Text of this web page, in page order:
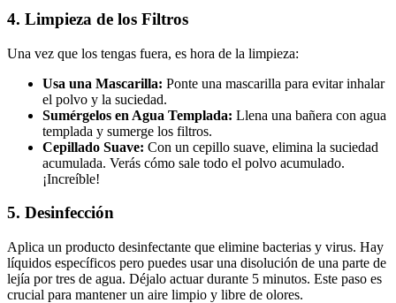
4. Limpieza de los Filtros
Una vez que los tengas fuera, es hora de la limpieza:
Usa una Mascarilla: Ponte una mascarilla para evitar inhalar
el polvo y la suciedad.
Sumérgelos en Agua Templada: Llena una bañera con agua
templada y sumerge los filtros.
Cepillado Suave: Con un cepillo suave, elimina la suciedad
acumulada. Verás cómo sale todo el polvo acumulado.
¡Increíble!
5. Desinfección
Aplica un producto desinfectante que elimine bacterias y virus. Hay
líquidos específicos pero puedes usar una disolución de una parte de
lejía por tres de agua. Déjalo actuar durante 5 minutos. Este paso es
crucial para mantener un aire limpio y libre de olores.